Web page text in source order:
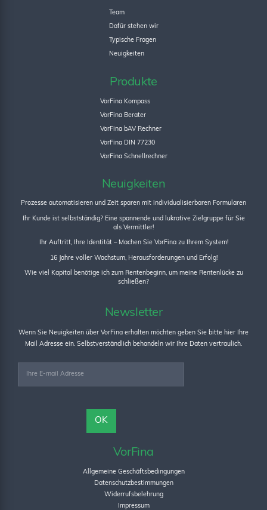
Team
Dafür stehen wir
Typische Fragen
Neuigkeiten
Produkte
VorFina Kompass
VorFina Berater
VorFina bAV Rechner
VorFina DIN 77230
VorFina Schnellrechner
Neuigkeiten
Prozesse automatisieren und Zeit sparen mit individualisierbaren Formularen
Ihr Kunde ist selbstständig? Eine spannende und lukrative Zielgruppe für Sie
als Vermittler!
Ihr Auftritt, Ihre Identität – Machen Sie VorFina zu Ihrem System!
16 Jahre voller Wachstum, Herausforderungen und Erfolg!
Wie viel Kapital benötige ich zum Rentenbeginn, um meine Rentenlücke zu
schließen?
Newsletter
Wenn Sie Neuigkeiten über VorFina erhalten möchten geben Sie bitte hier Ihre
Mail Adresse ein. Selbstverständlich behandeln wir Ihre Daten vertraulich.
VorFina
Allgemeine Geschäftsbedingungen
Datenschutzbestimmungen
Widerrufsbelehrung
Impressum